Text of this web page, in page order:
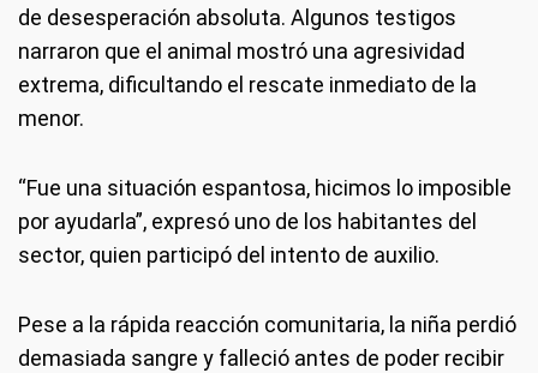
de desesperación absoluta. Algunos testigos
narraron que el animal mostró una agresividad
extrema, dificultando el rescate inmediato de la
menor.
“Fue una situación espantosa, hicimos lo imposible
por ayudarla”, expresó uno de los habitantes del
sector, quien participó del intento de auxilio.
Pese a la rápida reacción comunitaria, la niña perdió
demasiada sangre y falleció antes de poder recibir